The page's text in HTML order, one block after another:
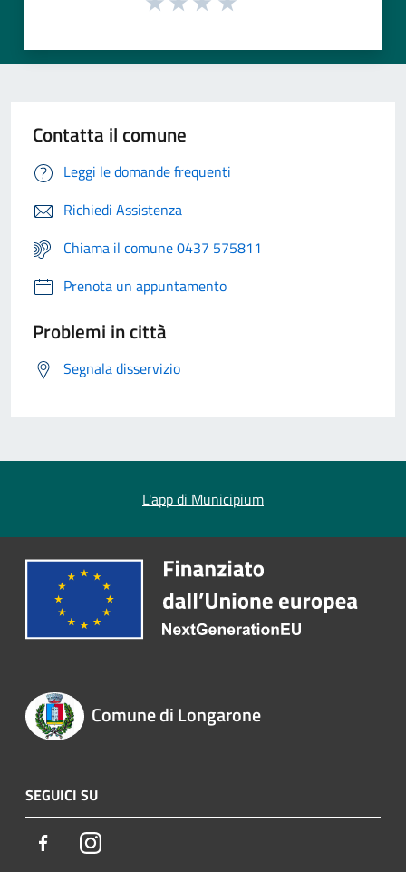
Contatta il comune
Leggi le domande frequenti
Richiedi Assistenza
Chiama il comune 0437 575811
Prenota un appuntamento
Problemi in città
Segnala disservizio
L'app di Municipium
Comune di Longarone
SEGUICI SU
FacebookInstagram